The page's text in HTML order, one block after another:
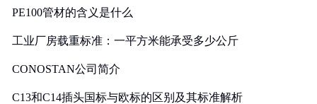
PE100管材的含义是什么
工业厂房载重标准：一平方米能承受多少公斤
CONOSTAN公司简介
C13和C14插头国标与欧标的区别及其标准解析